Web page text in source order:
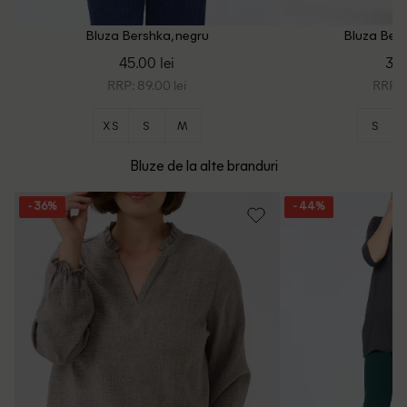
Bluza Bershka, negru
45.00 lei
RRP: 89.00 lei
XS S M
Bluza
RRP:
S
Bluze de la alte branduri
- 36% - 44%